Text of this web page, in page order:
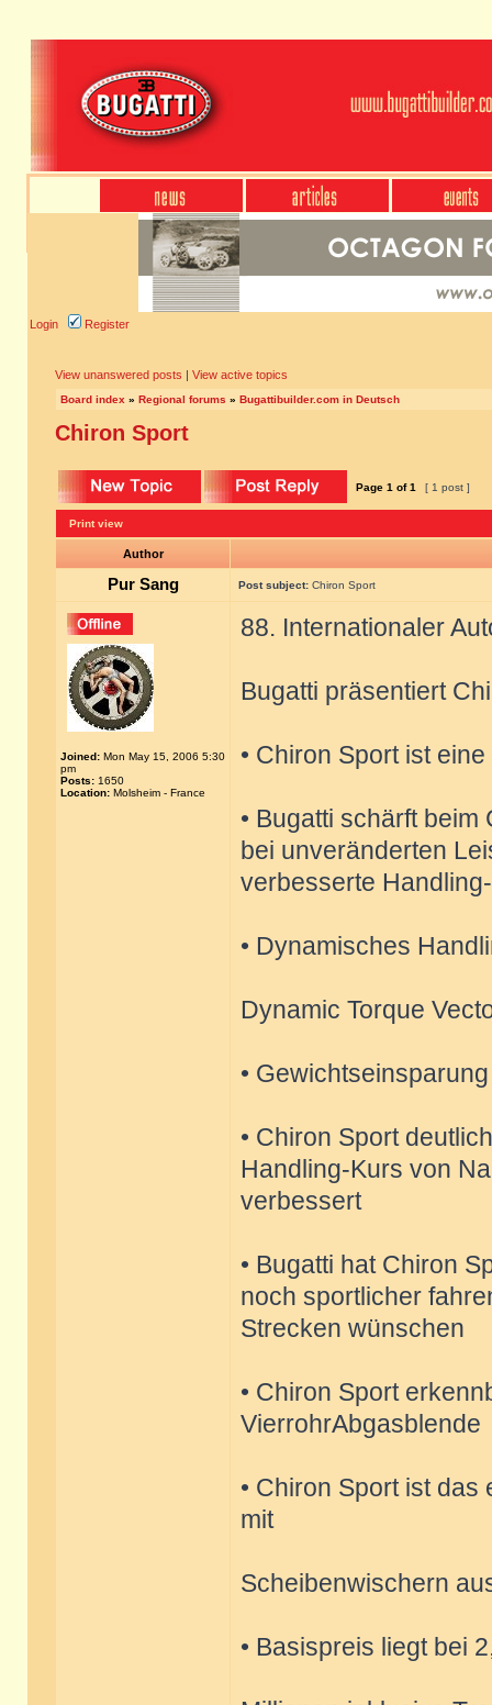
Login Register
View unanswered posts | View active topics
Board index » Regional forums » Bugattibuilder.com in Deutsch
Chiron Sport
Page 1 of1 [ 1 post ]
Print view
Author
Pur Sang Post subject: Chiron Sport
Joined: Mon May 15, 2006 5:30
pm
Posts: 1650
Location: Molsheim - France
88. Internationaler
Bugatti präsentiert
• Chiron Sport ist
• Bugatti schärft
bei unveränderten
verbesserte
• Dynamisches
Dynamic Torque
•
• Chiron Sport
Handling-Kurs von
verbessert
• Bugatti hat Chiron
noch sportlicher
Strecken wünschen
• Chiron Sport
VierrohrAbgasblende
• Chiron Sport ist
mit
Scheibenwischern
• Basispreis liegt bei